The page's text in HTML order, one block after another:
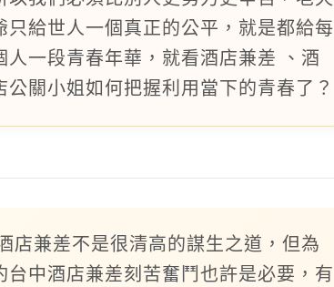
只給世人一個真正的公平，就是都給每
人一段青春年華，就看酒店兼差 、酒
公關小姐如何把握利用當下的青春了？
店兼差不是很清高的謀生之道，但為
中酒店兼差刻苦奮鬥也許是必要，有